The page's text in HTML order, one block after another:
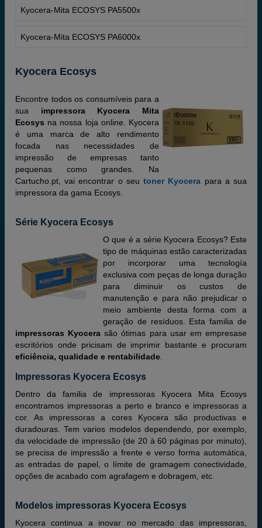
Kyocera-Mita ECOSYS PA5500x
Kyocera-Mita ECOSYS PA6000x
Kyocera Ecosys
Encontre todos os consumíveis para a
sua impressora Kyocera Mita
Ecosys na nossa loja online. Kyocera
é uma marca de alto rendimento
focada nas necessidades de
impressão de empresas tanto
pequenas como grandes. Na
Cartucho.pt, vai encontrar o seutoner Kyocera para a sua
impressora da gama Ecosys.
Série Kyocera Ecosys
O que é a série Kyocera Ecosys? Este
tipo de máquinas estão caracterizadas
por incorporar uma tecnología
exclusiva com peças de longa duração
para diminuir os custos de
manutenção e para não prejudicar o
meio ambiente desta forma com a
geração de resíduos. Esta familia de
impressoras Kyocera são ótimas para usar em empresase
escritórios onde pricisam de imprimir bastante e procuram
eficiência, qualidade e rentabilidade
Impressoras Kyocera Ecosys
Dentro da familia de impressoras Kyocera Mita Ecosys
encontramos impressoras a perto e branco e impressoras a
cor. As impressoras a cores Kyocera são productivas e
duradouras. Tem varios modelos dependendo, por exemplo,
da velocidade de impressão (de 20 à 60 páginas por minuto),
se precisa de impressão a frente e verso forma automática,
as entradas de papel, o límite de gramagem conectividade,
opções de acabado com agrafagem e dobragem, etc.
Modelos impressoras Kyocera Ecosys
Kyocera continua a inovar no mercado das impressoras,